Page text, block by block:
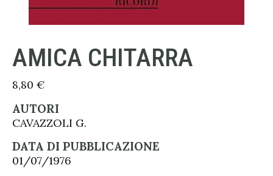
AMICA CHITARRA
8,80 €
AUTORI
CAVAZZOLI G.
DATA DI PUBBLICAZIONE
01/07/1976